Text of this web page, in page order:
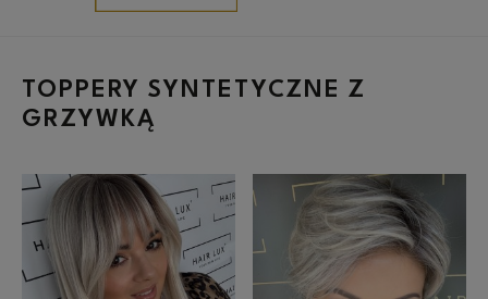
TOPPERY SYNTETYCZNE Z
GRZYWKĄ